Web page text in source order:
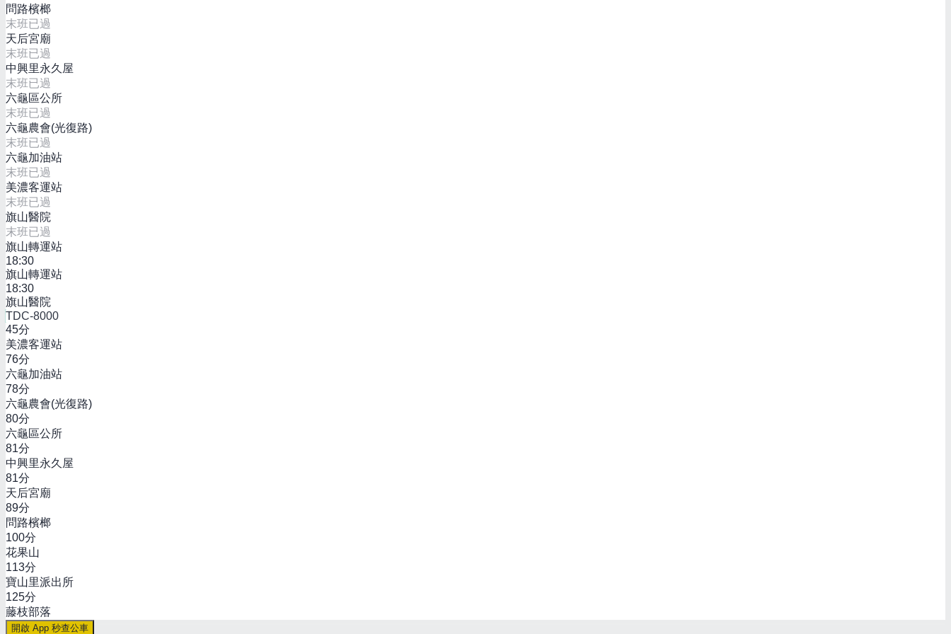
問路檳榔
末班已過
天后宮廟
末班已過
中興里永久屋
末班已過
六龜區公所
末班已過
六龜農會(光復路)
末班已過
六龜加油站
末班已過
美濃客運站
末班已過
旗山醫院
末班已過
旗山轉運站
18:30
旗山轉運站
18:30
旗山醫院
TDC-8000
45分
美濃客運站
76分
六龜加油站
78分
六龜農會(光復路)
80分
六龜區公所
81分
中興里永久屋
81分
天后宮廟
89分
問路檳榔
100分
花果山
113分
寶山里派出所
125分
藤枝部落
開啟 App 秒查公車